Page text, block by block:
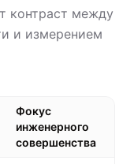
контраст между
и измерением
Фокус
инженерного
совершенства